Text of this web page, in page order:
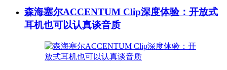
森海塞尔ACCENTUM Clip深度体验：开放式
耳机也可以认真谈音质